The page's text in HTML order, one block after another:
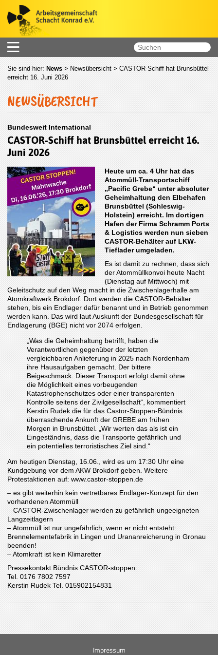
Sie sind hier: News > Newsübersicht > CASTOR-Schiff hat Brunsbüttel
erreicht 16. Juni 2026
NEWSÜBERSICHT
Bundesweit International
CASTOR-Schiff hat Brunsbüttel erreicht 16.
Juni 2026
Heute um ca. 4 Uhr hat das
Atommüll-Transportschiff
„Pacific Grebe“ unter absoluter
Geheimhaltung den Elbehafen
Brunsbüttel (Schleswig-
Holstein) erreicht. Im dortigen
Hafen der Firma Schramm Ports
& Logistics werden nun sieben
CASTOR-Behälter auf LKW-
Tieflader umgeladen.
Es ist damit zu rechnen, dass sich
der Atommüllkonvoi heute Nacht
(Dienstag auf Mittwoch) mit
Geleitschutz auf den Weg macht in die Zwischenlagerhalle am
Atomkraftwerk Brokdorf. Dort werden die CASTOR-Behälter
stehen, bis ein Endlager dafür benannt und in Betrieb genommen
werden kann. Das wird laut Auskunft der Bundesgesellschaft für
Endlagerung (BGE) nicht vor 2074 erfolgen.
„Was die Geheimhaltung betrifft, haben die
Verantwortlichen gegenüber der letzten
vergleichbaren Anlieferung in 2025 nach Nordenham
ihre Hausaufgaben gemacht. Der bittere
Beigeschmack: Dieser Transport erfolgt damit ohne
die Möglichkeit eines vorbeugenden
Katastrophenschutzes oder einer transparenten
Kontrolle seitens der Zivilgesellschaft“, kommentiert
Kerstin Rudek die für das Castor-Stoppen-Bündnis
überraschende Ankunft der GREBE am frühen
Morgen in Brunsbüttel. „Wir werten das als ist ein
Eingeständnis, dass die Transporte gefährlich und
ein potentielles terroristisches Ziel sind.“
Am heutigen Dienstag, 16.06., wird es um 17:30 Uhr eine
Kundgebung vor dem AKW Brokdorf geben. Weitere
Protestaktionen auf: www.castor-stoppen.de
– es gibt weiterhin kein vertretbares Endlager-Konzept für den
vorhandenen Atommüll
– CASTOR-Zwischenlager werden zu gefährlich ungeeigneten
Langzeitlagern
– Atommüll ist nur ungefährlich, wenn er nicht entsteht:
Brennelementefabrik in Lingen und Urananreicherung in Gronau
beenden!
– Atomkraft ist kein Klimaretter
Pressekontakt Bündnis CASTOR-stoppen:
Tel. 0176 7802 7597
Kerstin Rudek Tel. 015902154831
Impressum